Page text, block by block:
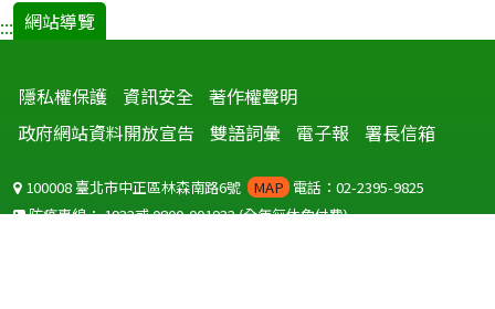
::: 網站導覽
隱私權保護 資訊安全 著作權聲明
政府網站資料開放宣告
雙語詞彙 電子報 署長信箱
100008 臺北市中正區林森南路6號 MAP 電話：02-2395-9825
防疫專線：1922或0800-001922(全年無休免付費)